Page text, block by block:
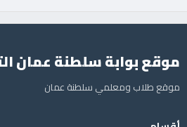
موقع بوابة سلطنة عمان
موقع طلاب ومعلمي سلطنة عمان